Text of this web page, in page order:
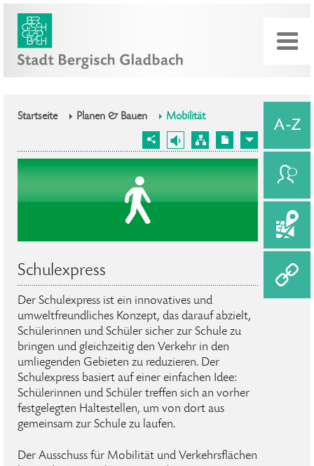
Startseite Planen & Bauen Mobilität
Schulexpress
Der Schulexpress ist ein innovatives und
umweltfreundliches Konzept, das darauf abzielt,
Schülerinnen und Schüler sicher zur Schule zu
bringen und gleichzeitig den Verkehr in den
umliegenden Gebieten zu reduzieren. Der
Schulexpress basiert auf einer einfachen Idee:
Schülerinnen und Schüler treffen sich an vorher
festgelegten Haltestellen, um von dort aus
gemeinsam zur Schule zu laufen.
Der Ausschuss für Mobilität und Verkehrsflächen